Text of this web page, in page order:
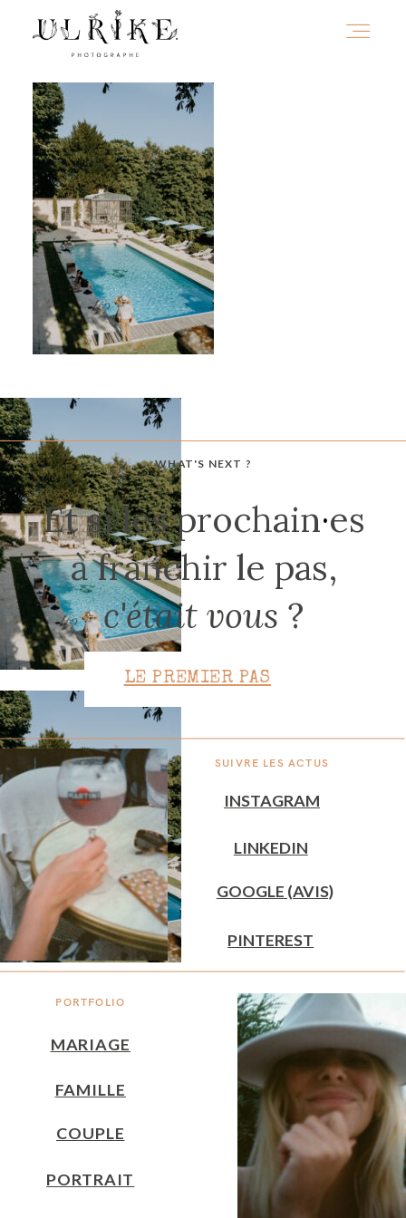
WHAT'S NEXT ?
PORTFOLIO
SUIVRE LES ACTUS
Et si les prochain·es
à franchir le pas,
c'était vous ?
MARIAGE
INSTAGRAM
GOOGLE (AVIS)
FAMILLE
PINTEREST
COUPLE
LINKEDIN
PORTRAIT
LE PREMIER PAS
HOME
A PROPOS
PORTFOLIO
INFOS
JOURNAL
CONTACT